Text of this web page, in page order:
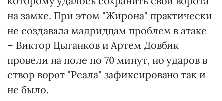
на замке. При этом "Жирона" практически
не создавала мадридцам проблем в атаке
– Виктор Цыганков и Артем Довбик
провели на поле по 70 минут, но ударов в
створ ворот "Реала" зафиксировано так и
не было.